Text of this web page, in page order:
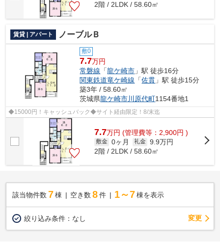
2階 / 2LDK / 58.60㎡
賃貸 | アパート ノーブルＢ
敷0
7.7万円
常磐線 「龍ケ崎市 」駅 徒歩16分
関東鉄道竜ケ崎線 「佐貫 」駅 徒歩15分
築3年 / 58.60㎡
茨城県龍ケ崎市川原代町1154番地1
◆15000円！キャッシュバック◆サイト経由限定！8/末迄
7.7万円 (管理費等：2,900円 )
敷金 0ヶ月 礼金 9.9万円
2階 / 2LDK / 58.60㎡
該当物件数 7棟 空き数 8 件 1～7 棟を表示
絞り込み条件： なし 変更